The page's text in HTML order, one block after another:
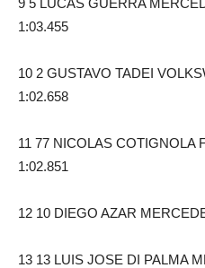
9 5 LUCAS GUERRA
1:03.455
10 2 GUSTAVO TADEI
1:02.658
11 77 NICOLAS COTIGNOLA
1:02.851
12 10 DIEGO AZAR
13 13 LUIS JOSE DI PALMA